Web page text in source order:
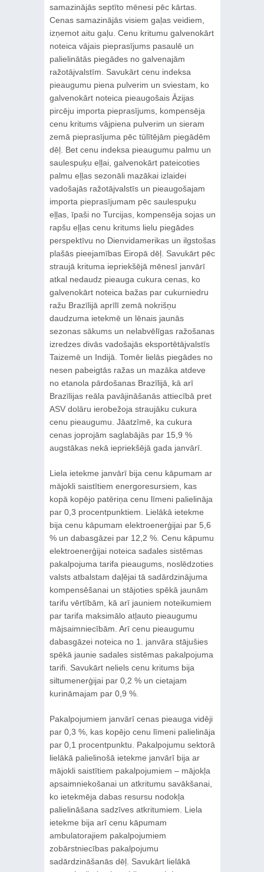
samazinājās septīto mēnesi pēc kārtas.
Cenas samazinājās visiem gaļas veidiem,
izņemot aitu gaļu. Cenu kritumu galvenokārt
noteica vājais pieprasījums pasaulē un
palielinātās piegādes no galvenajām
ražotājvalstīm. Savukārt cenu indeksa
pieaugumu piena pulverim un sviestam, ko
galvenokārt noteica pieaugošais Āzijas
pircēju importa pieprasījums, kompensēja
cenu kritums vājpiena pulverim un sieram
zemā pieprasījuma pēc tūlītējām piegādēm
dēļ. Bet cenu indeksa pieaugumu palmu un
saulespuķu eļļai, galvenokārt pateicoties
palmu eļļas sezonāli mazākai izlaidei
vadošajās ražotājvalstīs un pieaugošajam
importa pieprasījumam pēc saulespuķu
eļļas, īpaši no Turcijas, kompensēja sojas un
rapšu eļļas cenu kritums lielu piegādes
perspektīvu no Dienvidamerikas un ilgstošas
plašās pieejamības Eiropā dēļ. Savukārt pēc
straujā krituma iepriekšējā mēnesī janvārī
atkal nedaudz pieauga cukura cenas, ko
galvenokārt noteica bažas par cukurniedru
ražu Brazīlijā aprīlī zemā nokrišņu
daudzuma ietekmē un lēnais jaunās
sezonas sākums un nelabvēlīgas ražošanas
izredzes divās vadošajās eksportētājvalstīs
Taizemē un Indijā. Tomēr lielās piegādes no
nesen pabeigtās ražas un mazāka atdeve
no etanola pārdošanas Brazīlijā, kā arī
Brazīlijas reāla pavājināšanās attiecībā pret
ASV dolāru ierobežoja straujāku cukura
cenu pieaugumu. Jāatzīmē, ka cukura
cenas joprojām saglabājās par 15,9 %
augstākas nekā iepriekšējā gada janvārī.
Liela ietekme janvārī bija cenu kāpumam ar
mājokli saistītiem energoresursiem, kas
kopā kopējo patēriņa cenu līmeni palielināja
par 0,3 procentpunktiem. Lielākā ietekme
bija cenu kāpumam elektroenerģijai par 5,6
% un dabasgāzei par 12,2 %. Cenu kāpumu
elektroenerģijai noteica sadales sistēmas
pakalpojuma tarifa pieaugums, noslēdzoties
valsts atbalstam daļējai tā sadārdzinājuma
kompensēšanai un stājoties spēkā jaunām
tarifu vērtībām, kā arī jauniem noteikumiem
par tarifa maksimālo atļauto pieaugumu
mājsaimniecībām. Arī cenu pieaugumu
dabasgāzei noteica no 1. janvāra stājušies
spēkā jaunie sadales sistēmas pakalpojuma
tarifi. Savukārt neliels cenu kritums bija
siltumenerģijai par 0,2 % un cietajam
kurināmajam par 0,9 %.
Pakalpojumiem janvārī cenas pieauga vidēji
par 0,3 %, kas kopējo cenu līmeni palielināja
par 0,1 procentpunktu. Pakalpojumu sektorā
lielākā palielinošā ietekme janvārī bija ar
mājokli saistītiem pakalpojumiem – mājokļa
apsaimniekošanai un atkritumu savākšanai,
ko ietekmēja dabas resursu nodokļa
palielināšana sadzīves atkritumiem. Liela
ietekme bija arī cenu kāpumam
ambulatorajiem pakalpojumiem
zobārstniecības pakalpojumu
sadārdzināšanās dēļ. Savukārt lielākā